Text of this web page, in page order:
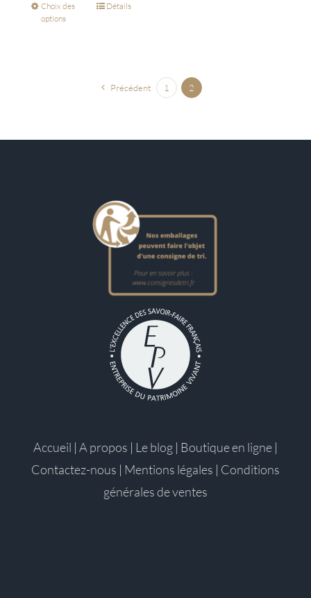
Choix des
options
Détails
Précédent 1 2
Accueil | A propos | Le blog | Boutique en ligne |
Contactez-nous | Mentions légales | Conditions
générales de ventes